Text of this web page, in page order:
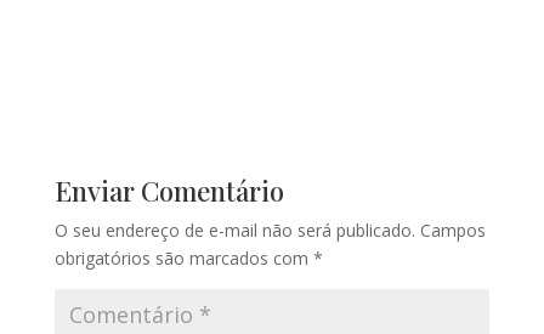
Enviar Comentário
O seu endereço de e-mail não será publicado. Campos
obrigatórios são marcados com *